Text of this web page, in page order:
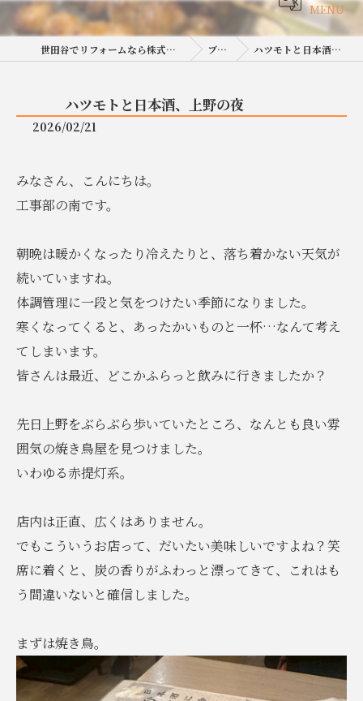
MENU
世田谷でリフォームなら株式会社岡田工務店 ブログ ハツモトと日本酒、上野の夜
ハツモトと日本酒、上野の夜
2026/02/21
みなさん、こんにちは。
工事部の南です。
朝晩は暖かくなったり冷えたりと、落ち着かない天気が
続いていますね。
体調管理に一段と気をつけたい季節になりました。
寒くなってくると、あったかいものと一杯…なんて考え
てしまいます。
皆さんは最近、どこかふらっと飲みに行きましたか？
先日上野をぶらぶら歩いていたところ、なんとも良い雰
囲気の焼き鳥屋を見つけました。
いわゆる赤提灯系。
店内は正直、広くはありません。
でもこういうお店って、だいたい美味しいですよね？笑
席に着くと、炭の香りがふわっと漂ってきて、これはも
う間違いないと確信しました。
まずは焼き鳥。